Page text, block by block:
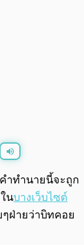
0:00 0:00
ำทำนายนี้จะถูก
นบางเว็บไซต์
ฝ่ายว่าบิทคอย